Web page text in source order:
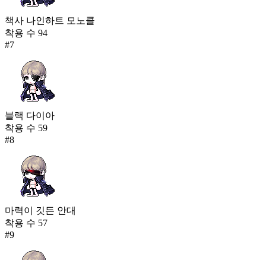
책사 나인하트 모노클
착용 수 94
#7
블랙 다이아
착용 수 59
#8
마력이 깃든 안대
착용 수 57
#9